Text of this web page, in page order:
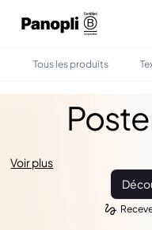
Tous les produits
Voir plus